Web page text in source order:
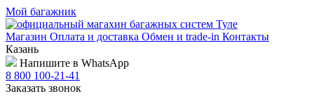
Мой багажник
Магазин Оплата и доставка Обмен и trade-in Контакты
Казань
Напишите в WhatsApp
8 800 100-21-41
Заказать звонок